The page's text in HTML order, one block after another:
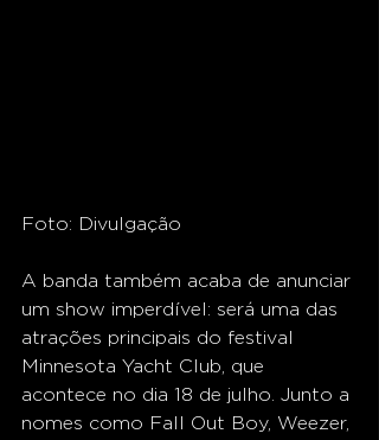
Foto: Divulgação
A banda também acaba de anunciar
um show imperdível: será uma das
atrações principais do festival
Minnesota Yacht Club, que
acontece no dia 18 de julho. Junto a
nomes como Fall Out Boy, Weezer,